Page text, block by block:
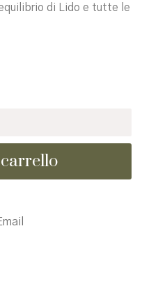
di Lido e tutte le